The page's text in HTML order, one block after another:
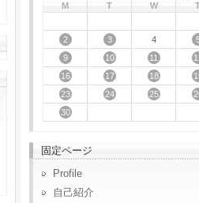
M
T W
2
3 4
9
10 11
16
17 18
23
24 25
30
固定ページ
Profile
自己紹介